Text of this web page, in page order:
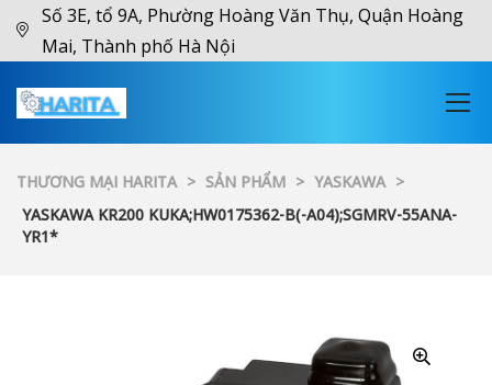
Số 3E, tổ 9A, Phường Hoàng Văn Thụ, Quận Hoàng
Mai, Thành phố Hà Nội
THƯƠNG MẠI HARITA > SẢN PHẨM > YASKAWA >
YASKAWA KR200 KUKA;HW0175362-B(-A04);SGMRV-55ANA-
YR1*